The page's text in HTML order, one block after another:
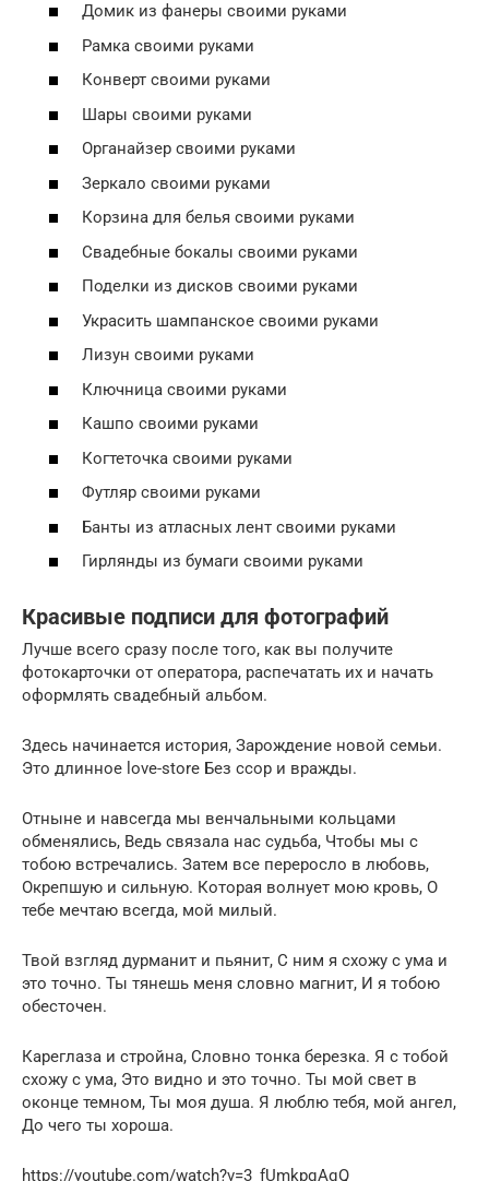
Домик из фанеры своими руками
Рамка своими руками
Конверт своими руками
Шары своими руками
Органайзер своими руками
Зеркало своими руками
Корзина для белья своими руками
Свадебные бокалы своими руками
Поделки из дисков своими руками
Украсить шампанское своими руками
Лизун своими руками
Ключница своими руками
Кашпо своими руками
Когтеточка своими руками
Футляр своими руками
Банты из атласных лент своими руками
Гирлянды из бумаги своими руками
Красивые подписи для фотографий
Лучше всего сразу после того, как вы получите
фотокарточки от оператора, распечатать их и начать
оформлять свадебный альбом.
Здесь начинается история, Зарождение новой семьи.
Это длинное love-store Без ссор и вражды.
Отныне и навсегда мы венчальными кольцами
обменялись, Ведь связала нас судьба, Чтобы мы с
тобою встречались. Затем все переросло в любовь,
Окрепшую и сильную. Которая волнует мою кровь, О
тебе мечтаю всегда, мой милый.
Твой взгляд дурманит и пьянит, С ним я схожу с ума и
это точно. Ты тянешь меня словно магнит, И я тобою
обесточен.
Кареглаза и стройна, Словно тонка березка. Я с тобой
схожу с ума, Это видно и это точно. Ты мой свет в
оконце темном, Ты моя душа. Я люблю тебя, мой ангел,
До чего ты хороша.
https://youtube.com/watch?v=3_fUmkpqAqQ